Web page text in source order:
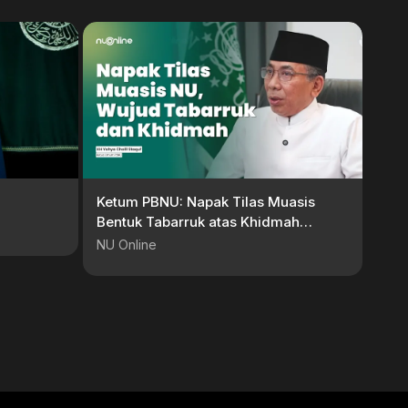
Ketum PBNU: Napak Tilas Muasis
Bentuk Tabarruk atas Khidmah
kepada para Pendiri NU
NU Online